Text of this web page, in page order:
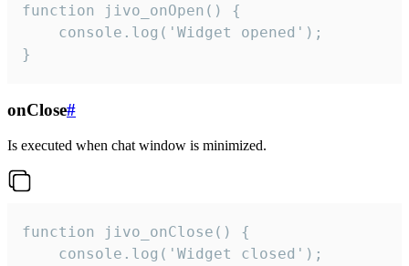
function jivo_onOpen() {
    console.log('Widget opened');
}
onClose#
Is executed when chat window is minimized.
function jivo_onClose() {
    console.log('Widget closed');